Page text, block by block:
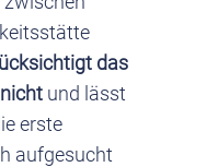
das
und lässt
erste
aufgesucht